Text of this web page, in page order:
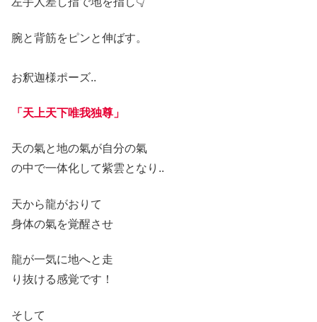
腕と背筋をピンと伸ばす。
お釈迦様ポーズ..
「 天上天下唯我独尊」
天の氣と地の氣が自分の氣
の中で一体化して紫雲となり..
天から龍がおりて
身体の氣を覚醒させ
龍が一気に地へと走
り抜ける感覚です！
そして